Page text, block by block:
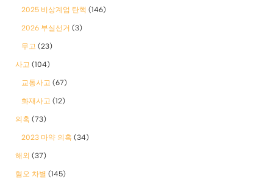
2025 비상계엄 탄핵 (146)
2026 부실선거 (3)
무고 (23)
사고 (104)
교통사고 (67)
화재사고 (12)
의혹 (73)
2023 마약 의혹 (34)
해외 (37)
혐오 차별 (145)